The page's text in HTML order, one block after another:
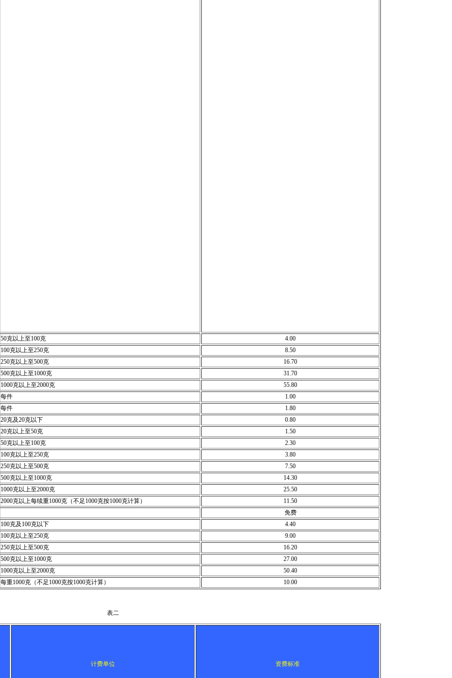
50克以上至100克
4.00
100克以上至250克
8.50
250克以上至500克
16.70
500克以上至1000克
31.70
1000克以上至2000克
55.80
每件
1.00
每件 1.80
20克及20克以下
0.80
20克以上至50克
1.50
50克以上至100克
2.30
100克以上至250克
3.80
250克以上至500克
7.50
500克以上至1000克
14.30
1000克以上至2000克
25.50
2000克以上每续重1000克（不足1000克按1000克计算）
11.50
免费
100克及100克以下
4.40
100克以上至250克
9.00
250克以上至500克
16.20
500克以上至1000克
27.00
1000克以上至2000克
50.40
每重1000克（不足1000克按1000克计算） 10.00
表二
计费单位 资费标准